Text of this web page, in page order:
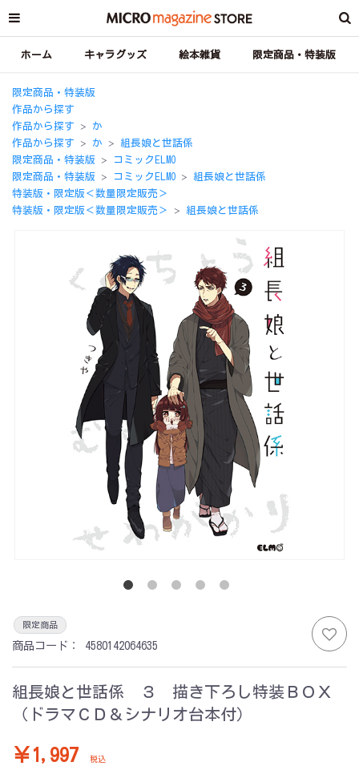
ホーム キャラグッズ 絵本雑貨 限定商品・特装版
限定商品・特装版
作品から探す
作品から探す
＞
か
作品から探す
＞ か ＞
組長娘と世話係
限定商品・特装版
＞
コミックELMO
限定商品・特装版
＞ コミックELMO ＞
組長娘と世話係
特装版・限定版＜数量限定販売＞
特装版・限定版＜数量限定販売＞
＞ 組長娘と世話係
限定商品
商品コード： 4580142064635
組長娘と世話係 ３ 描き下ろし特装ＢＯＸ
（ドラマＣＤ＆シナリオ台本付）
￥1,997 税込